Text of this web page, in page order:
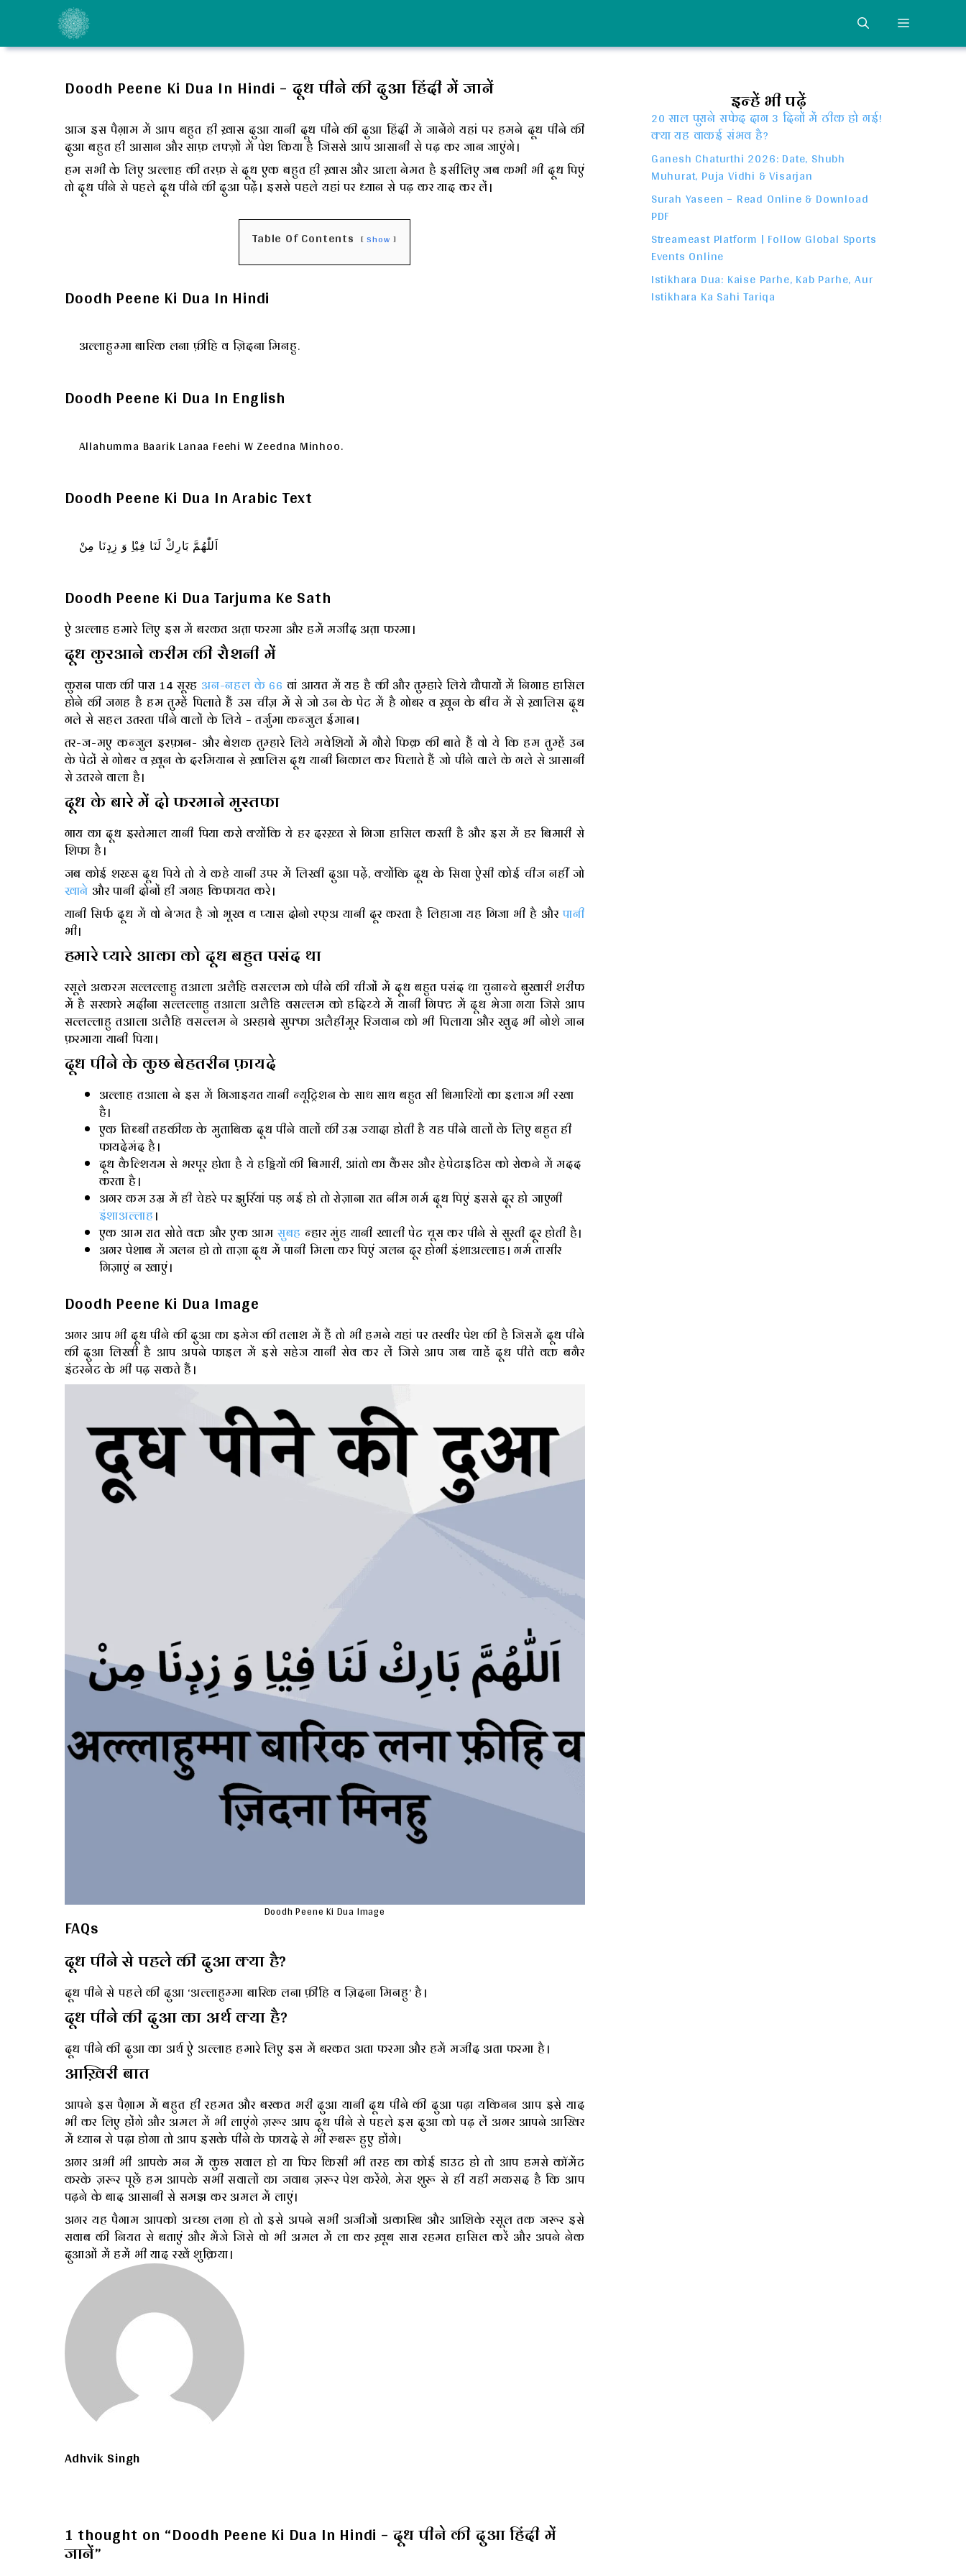
content
MENU
Doodh Peene Ki Dua In Hindi – दूध पीने की दुआ हिंदी में जानें
आज इस पैग़ाम में आप बहुत ही ख़ास दुआ यानी दूध पीने की दुआ हिंदी में जानेंगे यहां पर हमने दूध पीने की
दुआ बहुत ही आसान और साफ़ लफ्ज़ों में पेश किया है जिससे आप आसानी से पढ़ कर जान जाएंगे।
हम सभी के लिए अल्लाह की तरफ़ से दूध एक बहुत ही ख़ास और आला नेमत है इसीलिए जब कभी भी दूध पिएं
तो दूध पीने से पहले दूध पीने की दुआ पढ़ें। इससे पहले यहां पर ध्यान से पढ़ कर याद कर लें।
Table Of Contents Show
Doodh Peene Ki Dua In Hindi
अल्लाहुम्मा बारिक लना फ़ीहि व ज़िदना मिनहु.
Doodh Peene Ki Dua In English
Allahumma Baarik Lanaa Feehi W Zeedna Minhoo.
Doodh Peene Ki Dua In Arabic Text
اَللّٰهُمَّ بَارِكْ لَنَا فِيْاِ وَ زِدٕنَا مِنْ
Doodh Peene Ki Dua Tarjuma Ke Sath
ऐ अल्लाह हमारे लिए इस में बरकत अत़ा फरमा और हमें मजीद अत़ा फरमा।
दूध कुरआने करीम की रौशनी में
कुरान पाक की पारा 14 सूरह अन-नहल के 66 वां आयत में यह है की और तुम्हारे लिये चौपायों में निगाह हासिल
होने की जगह है हम तुम्हें पिलाते हैं उस चीज़ में से जो उन के पेट में है गोबर व ख़ून के बीच में से ख़ालिस दूध
गले से सहल उतरता पीने वालों के लिये – तर्जुमा कन्जुल ईमान।
तर-ज-मए कन्जुल इरफ़ान- और बेशक तुम्हारे लिये मवेशियों में गौरो फिक्र की बाते हैं वो ये कि हम तुम्हें उन
के पेटों से गोबर व ख़ून के दरमियान से ख़ालिस दूध यानी निकाल कर पिलाते हैं जो पीने वाले के गले से आसानी
से उतरने वाला है।
दूध के बारे में दो फरमाने मुस्तफा
गाय का दूध इस्तेमाल यानी पिया करो क्योंकि ये हर दरख़्त से गिजा हासिल करती है और इस में हर बिमारी से
शिफा है।
जब कोई शख्स दूध पिये तो ये कहे यानी उपर में लिखी दुआ पढ़ें, क्योंकि दूध के सिवा ऐसी कोई चीज नहीं जो
खाने और पानी दोनों ही जगह किफायत करे।
यानी सिर्फ दूध में वो ने’मत है जो भूख व प्यास दोनो रफ्अ यानी दूर करता है लिहाजा यह गिजा भी है औरपानी
भी।
हमारे प्यारे आका को दूध बहुत पसंद था
रसूले अकरम सल्लल्लाहु तआला अलैहि वसल्लम को पीने की चीजों में दूध बहुत पसंद था चुनान्चे बुखारी शरीफ
में है सरकारे मदीना सल्लल्लाहु तआला अलैहि वसल्लम को हदिय्ये में यानी गिफ्ट में दूध भेजा गया जिसे आप
सल्लल्लाहु तआला अलैहि वसल्लम ने अस्हाबे सुफ्फा अलैहीमूर रिजवान को भी पिलाया और खुद भी नोशे जान
फ़रमाया यानी पिया।
दूध पीने के कुछ बेहतरीन फ़ायदे
अल्लाह तआला ने इस में गिजाइयत यानी न्यूट्रिशन के साथ साथ बहुत सी बिमारियों का इलाज भी रखा
है।
एक तिब्बी तहकीक के मुताबिक दूध पीने वालों की उम्र ज्यादा होती है यह पीने वालों के लिए बहुत ही
फायदेमंद है।
दूध कैल्शियम से भरपूर होता है ये हड्डियों की बिमारी, आंतो का कैंसर और हेपेटाइटिस को रोकने में मदद
करता है।
अगर कम उम्र में ही चेहरे पर झुर्रियां पड़ गई हो तो रोज़ाना रात नीम गर्म दूध पिएं इससे दूर हो जाएगी
इंशाअल्लाह।
एक आम रात सोते वक्त और एक आम सुबह न्हार मुंह यानी खाली पेट चूस कर पीने से सुस्ती दूर होती है।
अगर पेशाब में जलन हो तो ताज़ा दूध में पानी मिला कर पिएं जलन दूर होगी इंशाअल्लाह। गर्म तासीर
गिज़ाएं न खाएं।
Doodh Peene Ki Dua Image
अगर आप भी दूध पीने की दुआ का इमेज की तलाश में हैं तो भी हमने यहां पर तस्वीर पेश की है जिसमें दूध पीने
की दुआ लिखी है आप अपने फाइल में इसे सहेज यानी सेव कर लें जिसे आप जब चाहें दूध पीते वक्त बगैर
इंटरनेट के भी पढ़ सकते हैं।
Doodh Peene Ki Dua Image
FAQs
दूध पीने से पहले की दुआ क्या है?
दूध पीने से पहले की दुआ ‘अल्लाहुम्मा बारिक लना फ़ीहि व ज़िदना मिनहु’ है।
दूध पीने की दुआ का अर्थ क्या है?
दूध पीने की दुआ का अर्थ ऐ अल्लाह हमारे लिए इस में बरकत अता फरमा और हमें मजीद अता फरमा है।
आख़िरी बात
आपने इस पैग़ाम में बहुत ही रहमत और बरकत भरी दुआ यानी दूध पीने की दुआ पढ़ा यकिनन आप इसे याद
भी कर लिए होंगे और अमल में भी लाएंगे ज़रूर आप दूध पीने से पहले इस दुआ को पढ़ लें अगर आपने आखिर
में ध्यान से पढ़ा होगा तो आप इसके पीने के फायदे से भी रुबरू हुए होंगे।
अगर अभी भी आपके मन में कुछ सवाल हो या फिर किसी भी तरह का कोई डाउट हो तो आप हमसे कॉमेंट
करके ज़रूर पूछें हम आपके सभी सवालों का जवाब ज़रूर पेश करेंगे, मेरा शुरू से ही यही मकसद है कि आप
पढ़ने के बाद आसानी से समझ कर अमल में लाएं।
अगर यह पैगाम आपको अच्छा लगा हो तो इसे अपने सभी अजीजों अकारिब और आशिके रसूल तक जरूर इसे
सवाब की नियत से बताएं और भेंजे जिसे वो भी अमल में ला कर ख़ूब सारा रहमत हासिल करें और अपने नेक
दुआओं में हमें भी याद रखें शुक्रिया।
Adhvik Singh
1 thought on “Doodh Peene Ki Dua In Hindi – दूध पीने की दुआ हिंदी में
जानें”
इन्हें भी पढ़ें
20 साल पुराने सफेद दाग 3 दिनों में ठीक हो गई!
क्या यह वाकई संभव है?
Ganesh Chaturthi 2026: Date, Shubh
Muhurat, Puja Vidhi & Visarjan
Surah Yaseen – Read Online & Download
PDF
Streameast Platform | Follow Global Sports
Events Online
Istikhara Dua: Kaise Parhe, Kab Parhe, Aur
Istikhara Ka Sahi Tariqa